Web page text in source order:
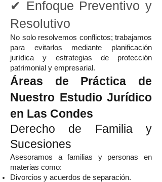
✔ Enfoque Preventivo y
Resolutivo
No solo resolvemos conflictos; trabajamos
para evitarlos mediante planificación
jurídica y estrategias de protección
patrimonial y empresarial.
Áreas de Práctica de
Nuestro Estudio Jurídico
en Las Condes
Derecho de Familia y
Sucesiones
Asesoramos a familias y personas en
materias como:
Divorcios y acuerdos de separación.